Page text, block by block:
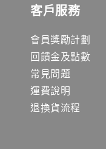
客戶服務
會員獎勵計劃
回饋金及點數
常見問題
運費說明
退換貨流程